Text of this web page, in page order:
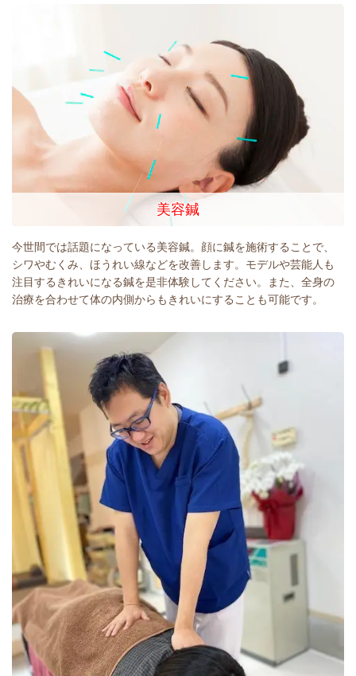
美容鍼
今世間では話題になっている美容鍼。顔に鍼を施術することで、
シワやむくみ、ほうれい線などを改善します。モデルや芸能人も
注目するきれいになる鍼を是非体験してください。また、全身の
治療を合わせて体の内側からもきれいにすることも可能です。